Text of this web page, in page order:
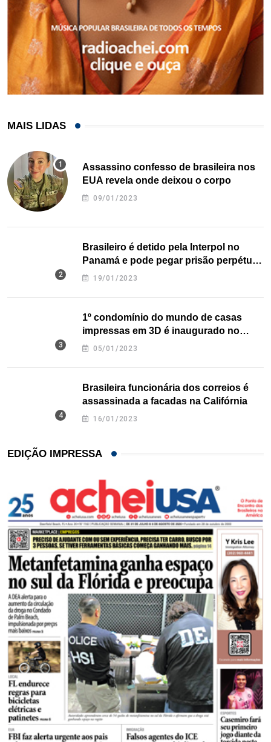
MAIS LIDAS
Assassino confesso de brasileira nos
EUA revela onde deixou o corpo
09/01/2023
Brasileiro é detido pela Interpol no
Panamá e pode pegar prisão perpétua
nos EUA
19/01/2023
1º condomínio do mundo de casas
impressas em 3D é inaugurado no
Texas
05/01/2023
Brasileira funcionária dos correios é
assassinada a facadas na Califórnia
16/01/2023
EDIÇÃO IMPRESSA